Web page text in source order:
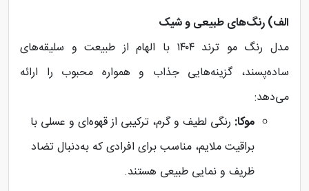
الف) رنگ‌های طبیعی و شیک
مدل رنگ مو ترند ۱۴۰۴ با الهام از طبیعت و سلیقه‌های
ساده‌پسند، گزینه‌هایی جذاب و همواره محبوب را ارائه
می‌دهد:
موکا: رنگی لطیف و گرم، ترکیبی از قهوه‌ای و عسلی با
براقیت ملایم، مناسب برای افرادی که به‌دنبال تضاد
ظریف و نمایی طبیعی هستند.